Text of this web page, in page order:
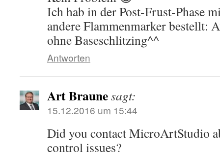
Ich hab in der Post-Frust-Phase
andere Flammenmarker bestellt:
ohne Baseschlitzing^^
Antworten
Art Braunesagt:
15.12.2016 um 15:44
Did you contact MicroArtStudio
control issues?